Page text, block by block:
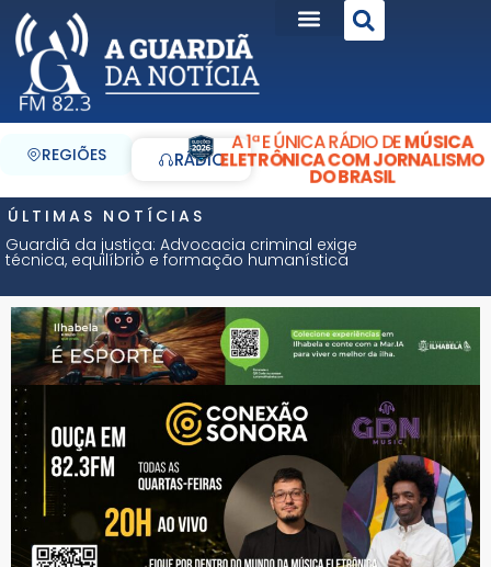
REGIÕES RÁDIO
A 1ª E ÚNICA RÁDIO DEMÚSICA
ELETRÔNICA COM JORNALISMO
DO BRASIL
ÚLTIMAS NOTÍCIAS
Guardiã da justiça: Advocacia criminal exige
técnica, equilíbrio e formação humanística